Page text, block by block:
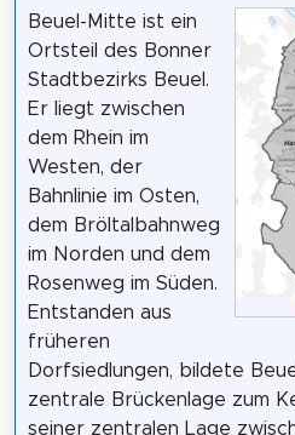
Beuel-Mitte ist ein
Ortsteil des Bonner
Stadtbezirks Beuel.
Er liegt zwischen
dem Rhein im
Westen, der
Bahnlinie im Osten,
dem Bröltalbahnweg
im Norden und dem
Rosenweg im Süden.
Entstanden aus
früheren
Dorfsiedlungen, bildete
zentrale Brückenlage zum
seiner zentralen Lage